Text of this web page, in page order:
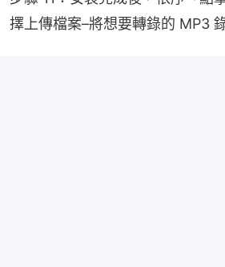
擇上傳檔案–將想要轉錄的 MP3